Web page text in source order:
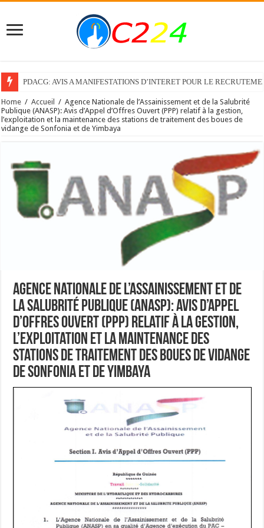
PDACG: AVIS A MANIFESTATIONS D’INTERET POUR LE
Home / Accueil / Agence Nationale de l’Assainissement et de la Salubrité
Publique (ANASP): Avis d’Appel d’Offres Ouvert (PPP) relatif à la gestion,
l’exploitation et la maintenance des stations de traitement des boues de
vidange de Sonfonia et de Yimbaya
Agence Nationale de l’Assainissement et de
la Salubrité Publique (ANASP): Avis d’Appel
d’Offres Ouvert (PPP) relatif à la gestion,
l’exploitation et la maintenance des
stations de traitement des boues de vidange
de Sonfonia et de Yimbaya